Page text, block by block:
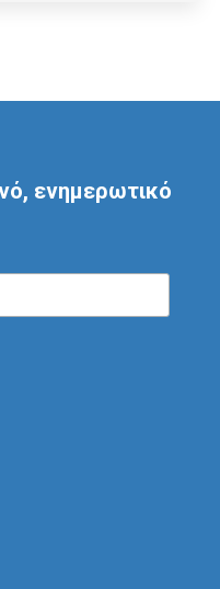
ενημερωτικό